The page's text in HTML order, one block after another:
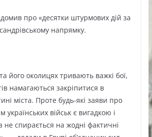
про «десятки штурмових дій за
напрямку.
його околицях тривають важкі бої,
намагаються закріпитися в
міста. Проте будь-які заяви про
українських військ є вигадкою і
не спирається на жодні фактичні